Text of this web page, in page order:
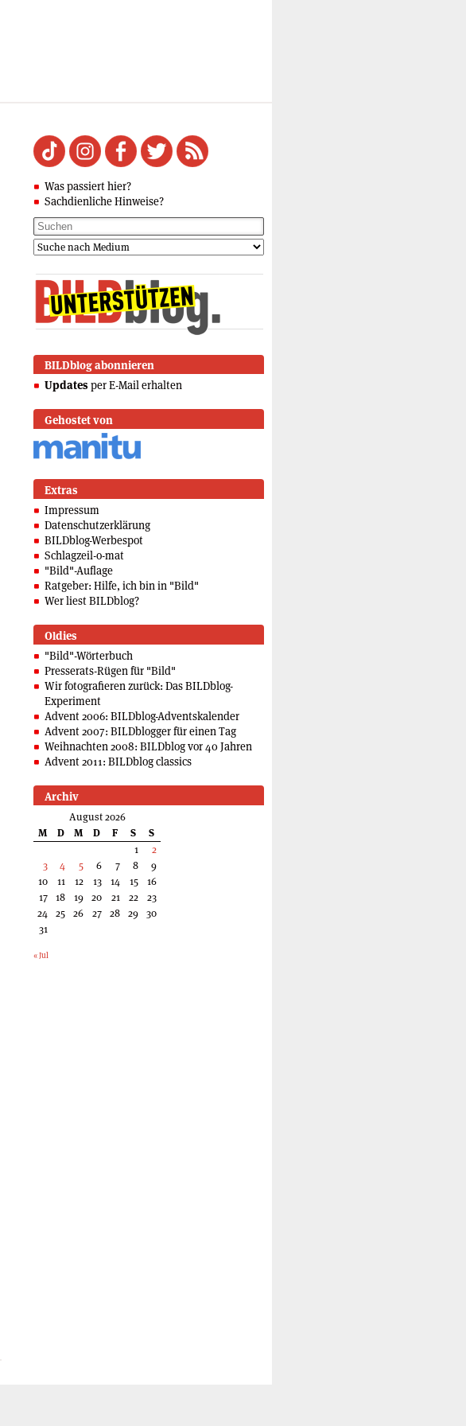
Was passiert hier?
Sachdienliche Hinweise?
BILDblog abonnieren
Updates per E-Mail erhalten
Gehostet von
Extras
Impressum
Datenschutzerklärung
BILDblog-Werbespot
Schlagzeil-o-mat
"Bild"-Auflage
Ratgeber: Hilfe, ich bin in "Bild"
Wer liest BILDblog?
Oldies
"Bild"-Wörterbuch
Presserats-Rügen für "Bild"
Wir fotografieren zurück: Das BILDblog-
Experiment
Advent 2006: BILDblog-Adventskalender
Advent 2007: BILDblogger für einen Tag
Weihnachten 2008: BILDblog vor 40 Jahren
Advent 2011: BILDblog classics
Archiv
August 2026
M
D M D F S
S
1
2
3
4 5 6 7 8
9
10
11 12 13 14 15
16
17 18 19 20 21 22
23
24 25 26 27 28 29 30
31
« Jul